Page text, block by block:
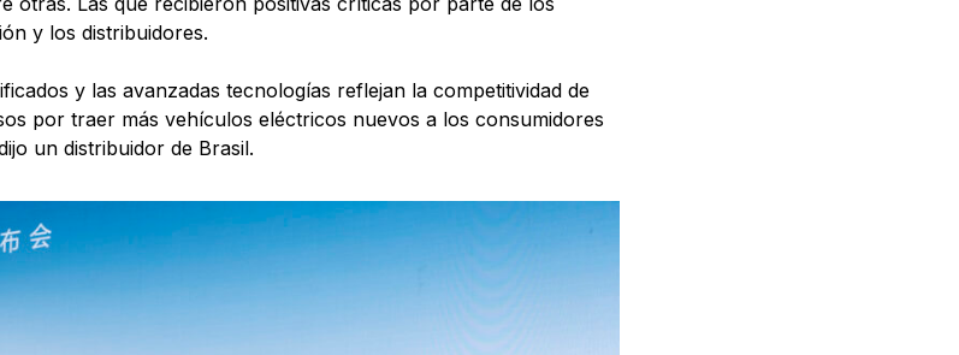
y los distribuidores.
y las avanzadas tecnologías reflejan la competitividad de
por traer más vehículos eléctricos nuevos a los consumidores
un distribuidor de Brasil.